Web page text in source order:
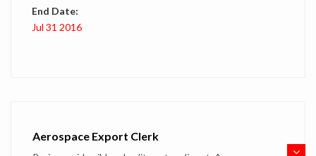
End Date:
Jul 31 2016
Aerospace Export Clerk